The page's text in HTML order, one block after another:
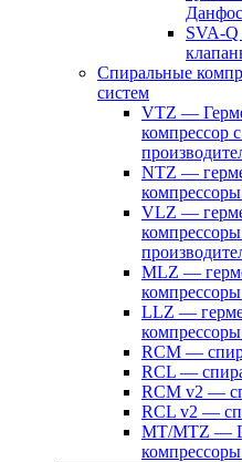
SVA-
Спиральные
систем
VTZ —
компрессор
NTZ —
VLZ —
MLZ —
LLZ —
RCM —
RCL —
RCM v2 —
RCL v2 —
MT/MTZ —